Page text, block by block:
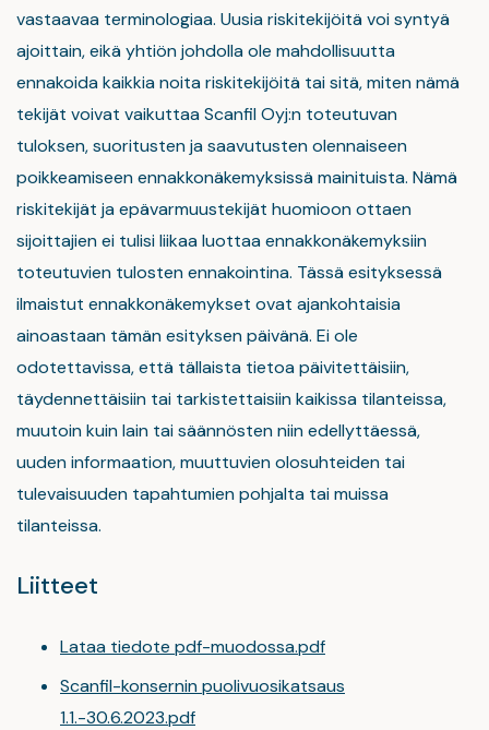
vastaavaa terminologiaa. Uusia riskitekijöitä voi syntyä
ajoittain, eikä yhtiön johdolla ole mahdollisuutta
ennakoida kaikkia noita riskitekijöitä tai sitä, miten nämä
tekijät voivat vaikuttaa Scanfil Oyj:n toteutuvan
tuloksen, suoritusten ja saavutusten olennaiseen
poikkeamiseen ennakkonäkemyksissä mainituista. Nämä
riskitekijät ja epävarmuustekijät huomioon ottaen
sijoittajien ei tulisi liikaa luottaa ennakkonäkemyksiin
toteutuvien tulosten ennakointina. Tässä esityksessä
ilmaistut ennakkonäkemykset ovat ajankohtaisia
ainoastaan tämän esityksen päivänä. Ei ole
odotettavissa, että tällaista tietoa päivitettäisiin,
täydennettäisiin tai tarkistettaisiin kaikissa tilanteissa,
muutoin kuin lain tai säännösten niin edellyttäessä,
uuden informaation, muuttuvien olosuhteiden tai
tulevaisuuden tapahtumien pohjalta tai muissa
tilanteissa.
Liitteet
Lataa tiedote pdf-muodossa.pdf
Scanfil-konsernin puolivuosikatsaus
1.1.-30.6.2023.pdf